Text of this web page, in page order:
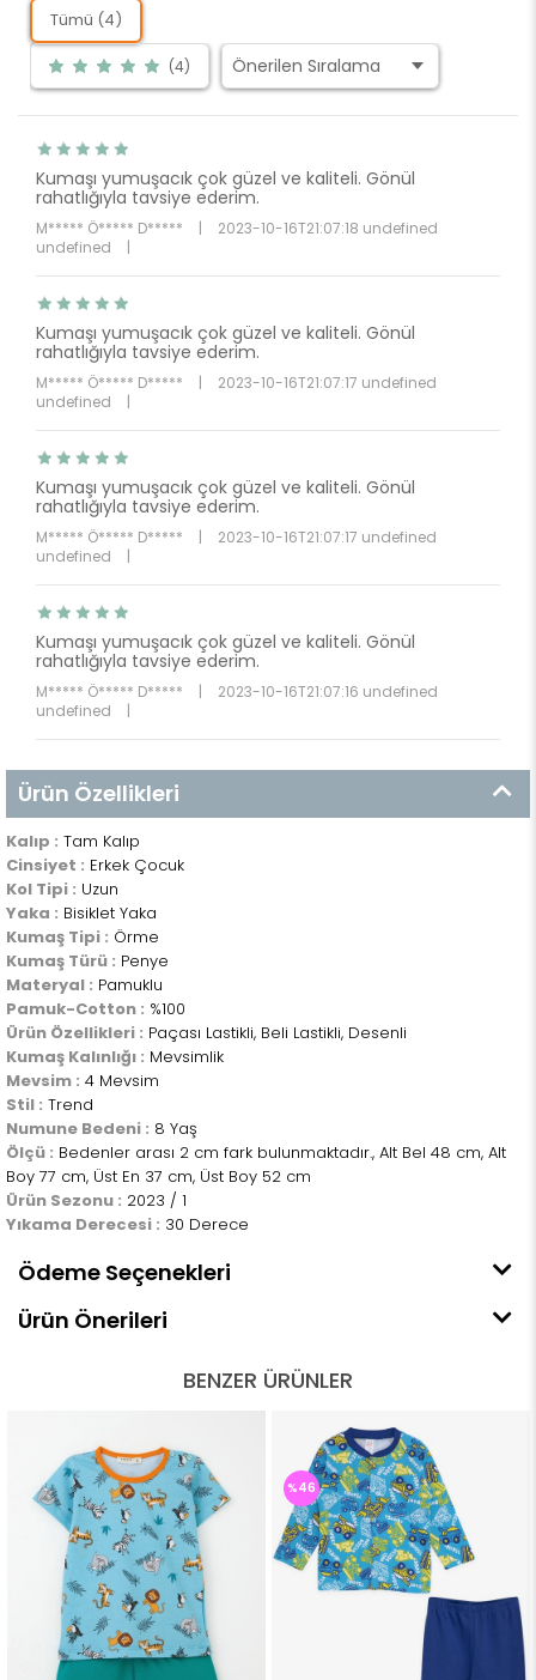
Tümü (4)
(4)
Kumaşı yumuşacık çok güzel ve kaliteli. Gönül
rahatlığıyla tavsiye ederim.
M***** Ö***** D***** |
2023-10-16T21:07:18 undefined
undefined
|
Kumaşı yumuşacık çok güzel ve kaliteli. Gönül
rahatlığıyla tavsiye ederim.
M***** Ö***** D***** |
2023-10-16T21:07:17 undefined
undefined
|
Kumaşı yumuşacık çok güzel ve kaliteli. Gönül
rahatlığıyla tavsiye ederim.
M***** Ö***** D***** |
2023-10-16T21:07:17 undefined
undefined
|
Kumaşı yumuşacık çok güzel ve kaliteli. Gönül
rahatlığıyla tavsiye ederim.
M***** Ö***** D***** |
2023-10-16T21:07:16 undefined
undefined
|
Ürün Özellikleri
Kalıp : Tam Kalıp
Cinsiyet : Erkek Çocuk
Kol Tipi : Uzun
Yaka : Bisiklet Yaka
Kumaş Tipi : Örme
Kumaş Türü : Penye
Materyal : Pamuklu
Pamuk-Cotton : %100
Ürün Özellikleri : Paçası Lastikli, Beli Lastikli, Desenli
Kumaş Kalınlığı : Mevsimlik
Mevsim : 4 Mevsim
Stil : Trend
Numune Bedeni : 8 Yaş
Ölçü : Bedenler arası 2 cm fark bulunmaktadır., Alt Bel 48 cm, Alt
Boy 77 cm, Üst En 37 cm, Üst Boy 52 cm
Ürün Sezonu : 2023 / 1
Yıkama Derecesi : 30 Derece
Ödeme Seçenekleri
Ürün Önerileri
BENZER ÜRÜNLER
%46